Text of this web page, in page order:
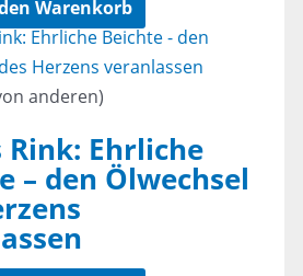
Warenkorb
anderen)
Rink: Ehrliche
– den Ölwechsel